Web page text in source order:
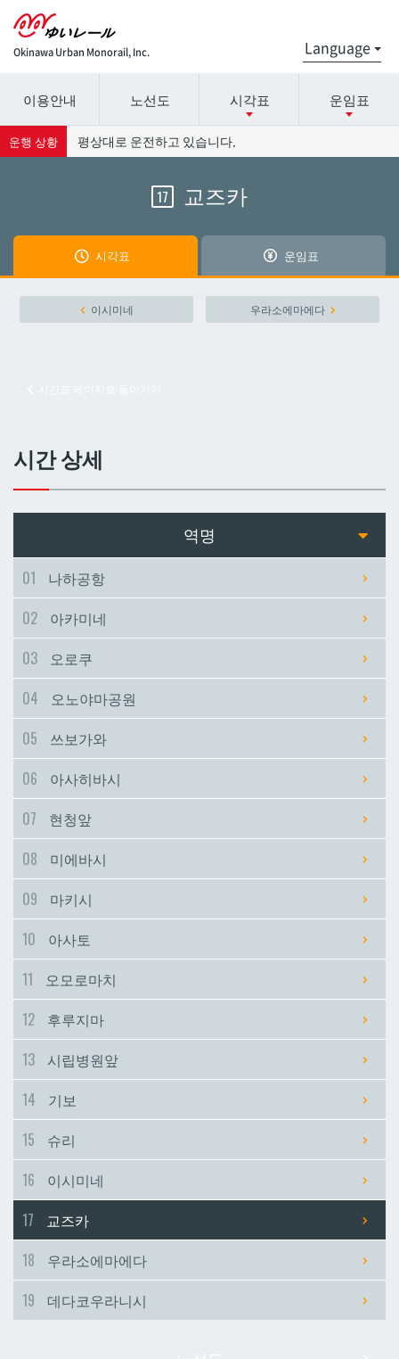
Okinawa Urban Monorail, Inc.
시간표 세부 정보의 방송국 이름을 선택하십시오.
나하공항
아사토
시립병원앞
이시미네
데다코우라니시
요금표에 대한 자세한 내용은 역 이름을 선택하십시오.
나하공항
아사토
시립병원앞
이시미네
데다코우라니시
이용안내 노선도 시각표 운임표
운행 상황 평상대로 운전하고 있습니다.
17 교즈카
시각표 운임표
이시미네 우라소에마에다
시간 상세
역명
01
나하공항
02
아카미네
03
오로쿠
04
오노야마공원
05
쓰보가와
06
아사히바시
07
현청앞
08
미에바시
09
마키시
10
아사토
11
오모로마치
12
후루지마
13
시립병원앞
14
기보
15
슈리
16
이시미네
17
교즈카
18
우라소에마에다
19
데다코우라니시